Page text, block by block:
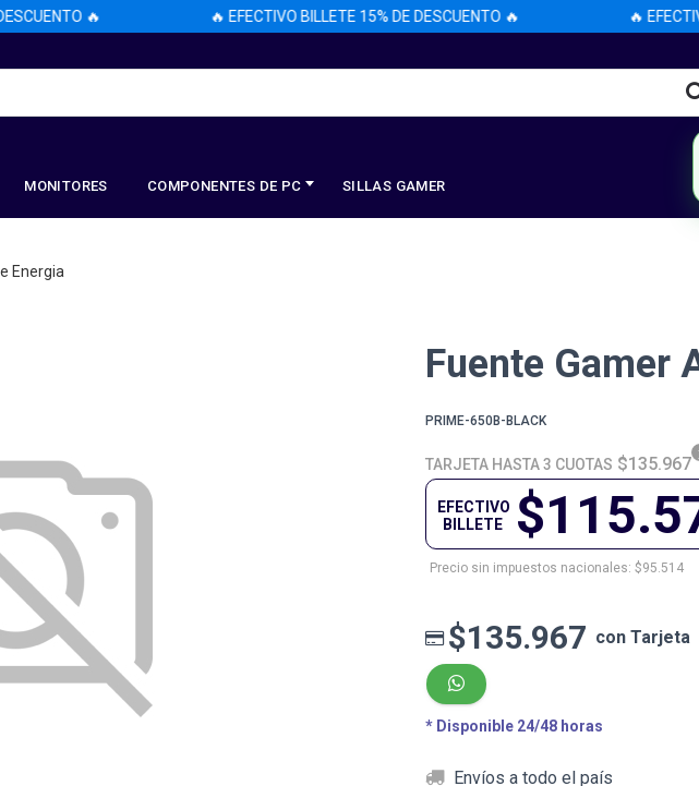
🔥 🔥 EFECTIVO BILLETE 15% DE DESCUENTO 🔥 🔥
MONITORES COMPONENTES DE PC SILLAS GAMER
Energia
Fuente Gamer
PRIME-650B-BLACK
TARJETA HASTA 3 CUOTAS $135.967
EFECTIVO
BILLETE
Precio sin impuestos nacionales: $95.514
$135.967 con Tarjeta
* Disponible 24/48 horas
Envíos a todo el país